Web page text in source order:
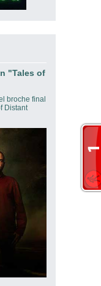
"Tales of
broche final
Distant